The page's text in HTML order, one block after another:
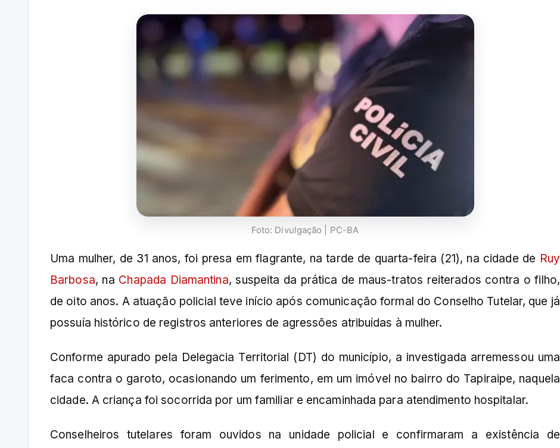
Foto: Divulgação | PC-BA
Uma mulher, de 31 anos, foi presa em flagrante, na tarde de quarta-feira (21), na cidade de Ruy
Barbosa, na Chapada Diamantina, suspeita da prática de maus-tratos reiterados contra o filho,
de oito anos. A atuação policial teve início após comunicação formal do Conselho Tutelar, que já
possuía histórico de registros anteriores de agressões atribuídas à mulher.
Conforme apurado pela Delegacia Territorial (DT) do município, a investigada arremessou uma
faca contra o garoto, ocasionando um ferimento, em um imóvel no bairro do Tapiraipe, naquela
cidade. A criança foi socorrida por um familiar e encaminhada para atendimento hospitalar.
Conselheiros tutelares foram ouvidos na unidade policial e confirmaram a existência de